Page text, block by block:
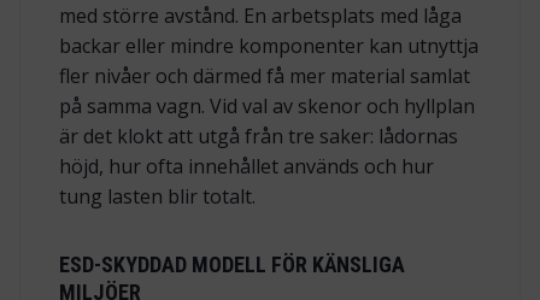
med större avstånd. En arbetsplats med låga
backar eller mindre komponenter kan utnyttja
fler nivåer och därmed få mer material samlat
på samma vagn. Vid val av skenor och hyllplan
är det klokt att utgå från tre saker: lådornas
höjd, hur ofta innehållet används och hur
tung lasten blir totalt.
ESD-SKYDDAD MODELL FÖR KÄNSLIGA
MILJÖER